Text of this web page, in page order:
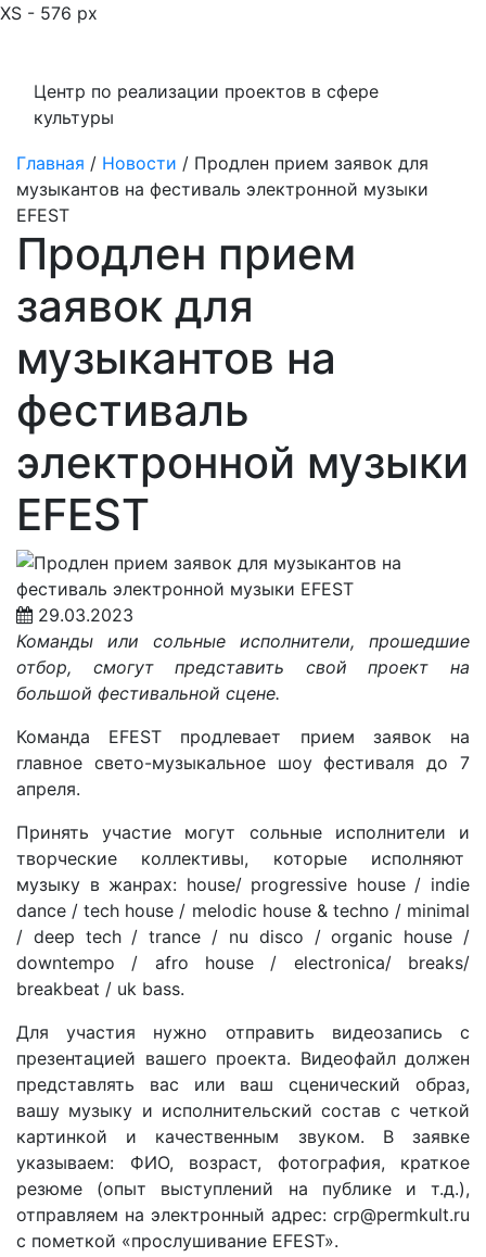
XS - 576 px
Центр по реализации проектов в сфере
культуры
Главная / Новости / Продлен прием заявок для
музыкантов на фестиваль электронной музыки
EFEST
Продлен прием
заявок для
музыкантов на
фестиваль
электронной музыки
EFEST
29.03.2023
Команды или сольные исполнители, прошедшие
отбор, смогут представить свой проект на
большой фестивальной сцене.
Команда EFEST продлевает прием заявок на
главное свето-музыкальное шоу фестиваля до 7
апреля.
Принять участие могут сольные исполнители и
творческие коллективы, которые исполняют
музыку в жанрах: house/ progressive house / indie
dance / tech house / melodic house & techno / minimal
/ deep tech / trance / nu disco / organic house /
downtempo / afro house / electronica/ breaks/
breakbeat / uk bass.
Для участия нужно отправить видеозапись с
презентацией вашего проекта. Видеофайл должен
представлять вас или ваш сценический образ,
вашу музыку и исполнительский состав с четкой
картинкой и качественным звуком. В заявке
указываем: ФИО, возраст, фотография, краткое
резюме (опыт выступлений на публике и т.д.),
отправляем на электронный адрес: crp@permkult.ru
с пометкой «прослушивание EFEST».